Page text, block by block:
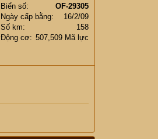
Biển số
OF-29305
Ngày cấp bằng
16/2/09
Số km
158
Động cơ
507,509 Mã lực